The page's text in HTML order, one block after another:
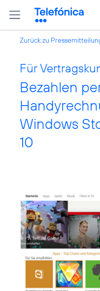
Zurück zu
Für
Bezahlen
Windows
10